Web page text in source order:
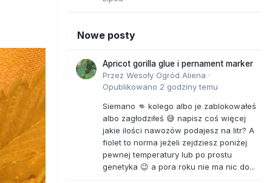
Nowe posty
Apricot gorilla glue i pernament marker
Przez Wesoły Ogród Aliena ·
Opublikowano 2 godziny temu
Siemano 👊 kolego albo je zablokowałeś
albo zagłodziłeś 😅 napisz coś więcej
jakie ilości nawozów podajesz na litr? A
fiolet to norma jeżeli zejdziesz poniżej
pewnej temperatury lub po prostu
genetyka 😉 a pora roku nie ma nic do...